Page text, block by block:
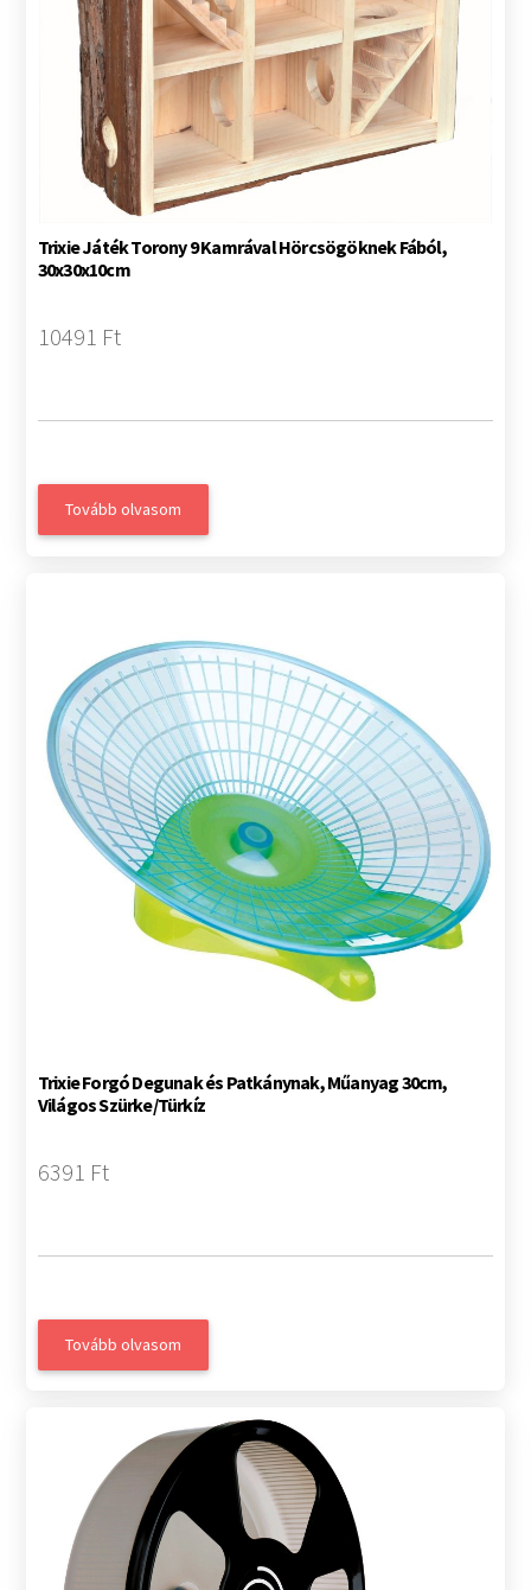
Trixie Játék Torony 9 Kamrával Hörcsögöknek Fából,
30x30x10cm
10491 Ft
Tovább olvasom
Trixie Forgó Degunak és Patkánynak, Műanyag 30cm,
Világos Szürke/Türkíz
6391 Ft
Tovább olvasom